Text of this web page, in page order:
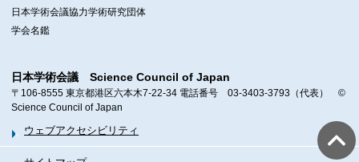
日本学術会議協力学術研究団体
学会名鑑
日本学術会議 Science Council of Japan
〒106-8555 東京都港区六本木7-22-34 電話番号 03-3403-3793（代表） ©
Science Council of Japan
ウェブアクセシビリティ